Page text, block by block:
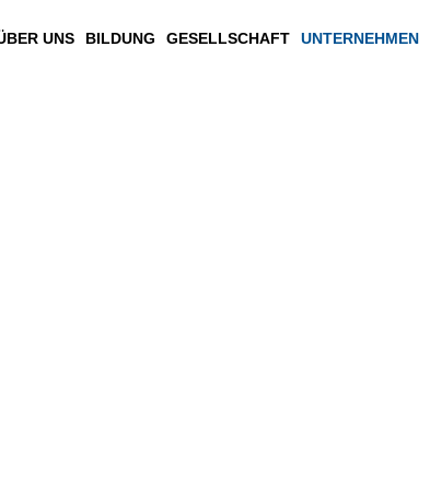
UNS BILDUNG GESELLSCHAFT UNTERNEHMEN